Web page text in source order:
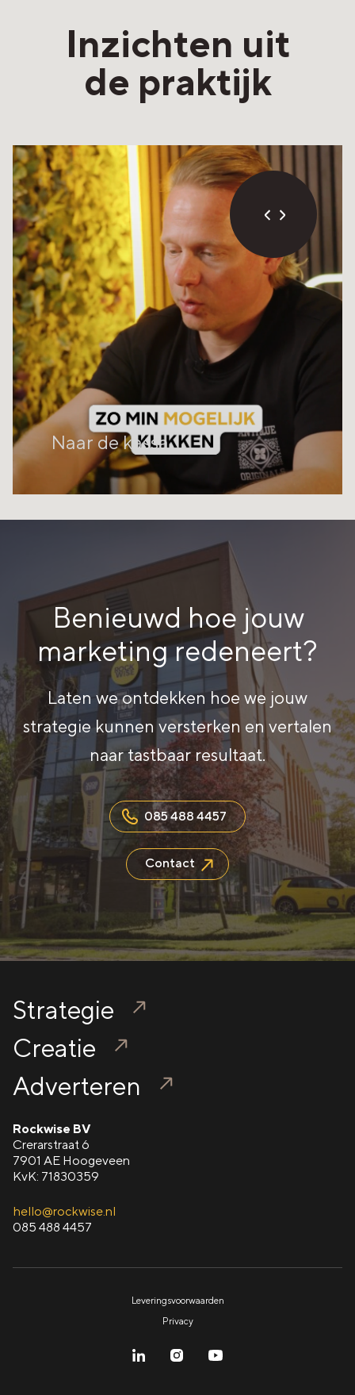
Inzichten uit
de praktijk
Naar de kassa
Benieuwd hoe jouw
marketing redeneert?
Laten we ontdekken hoe we jouw
strategie kunnen versterken en vertalen
naar tastbaar resultaat.
085 488 4457
Contact
Strategie
Creatie
Adverteren
Rockwise BV
Crerarstraat 6
7901 AE Hoogeveen
KvK: 71830359
hello@rockwise.nl
085 488 4457
Leveringsvoorwaarden
Privacy